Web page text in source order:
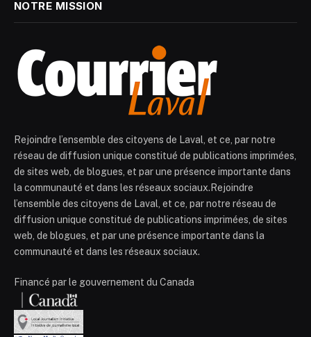
NOTRE MISSION
Rejoindre l’ensemble des citoyens de Laval, et ce, par notre
réseau de diffusion unique constitué de publications imprimées,
de sites web, de blogues, et par une présence importante dans
la communauté et dans les réseaux sociaux.Rejoindre
l’ensemble des citoyens de Laval, et ce, par notre réseau de
diffusion unique constitué de publications imprimées, de sites
web, de blogues, et par une présence importante dans la
communauté et dans les réseaux sociaux.
Financé par le gouvernement du Canada